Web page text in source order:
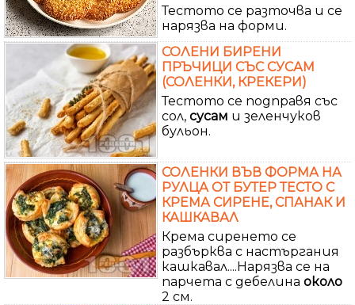
Тестото се разточва и се
нарязва на форми.
СОЛЕНИ БИРЕНИ
ПРЪЧИЦИ СЪС СУСАМ
(СОЛЕНКИ, КРЕКЕРИ)
Тестото се подправя със
сол, сусам и зеленчуков
бульон.
СОЛЕНКИ ВЪВ ФОРМА НА
РУЛЦА ОТ БУТЕР ТЕСТО С
КРЕМА СИРЕНЕ, СПАНАК И
КАШКАВАЛ
Крема сиренето се
разбърква с настъргания
кашкавал....Нарязва се на
парчета с дебелина около
2 см.